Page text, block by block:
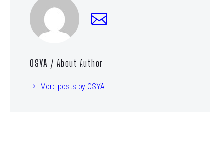
OSYA / About Author
More posts by OSYA